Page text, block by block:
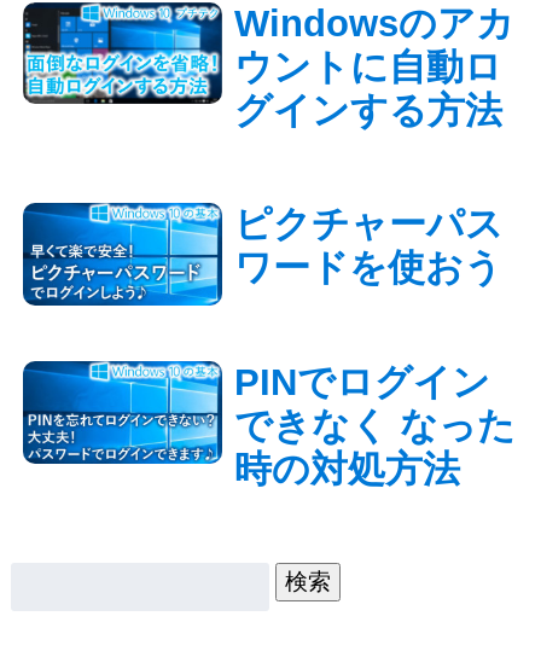
Windowsのアカ
ウントに自動ロ
グインする方法
ピクチャーパス
ワードを使おう
PINでログイン
できなく なった
時の対処方法
検索